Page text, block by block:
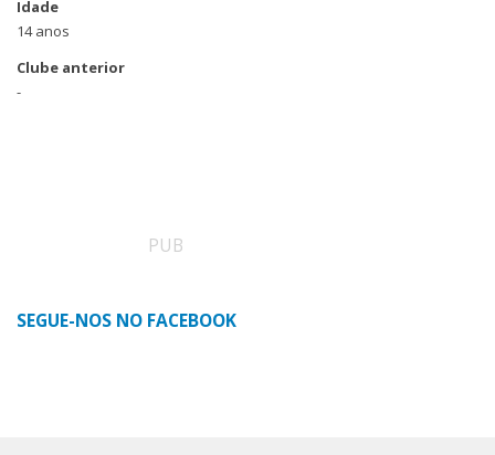
Idade
14 anos
Clube anterior
-
PUB
SEGUE-NOS NO FACEBOOK